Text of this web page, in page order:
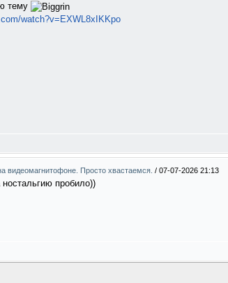
тему
watch?v=EXWL8xIKKpo
видеомагнитофоне. Просто хвастаемся. / 07-07-2026 21:13
пробило))